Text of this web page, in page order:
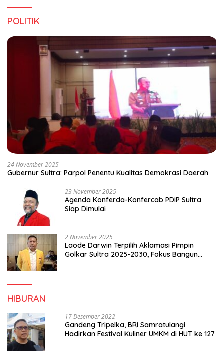
POLITIK
24 November 2025
Gubernur Sultra: Parpol Penentu Kualitas Demokrasi Daerah
23 November 2025
Agenda Konferda-Konfercab PDIP Sultra
Siap Dimulai
2 November 2025
Laode Darwin Terpilih Aklamasi Pimpin
Golkar Sultra 2025-2030, Fokus Bangun
HIBURAN
17 Desember 2022
Gandeng Tripelka, BRI Samratulangi
Hadirkan Festival Kuliner UMKM di HUT ke 127